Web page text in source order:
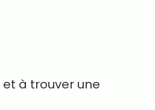
et à trouver une